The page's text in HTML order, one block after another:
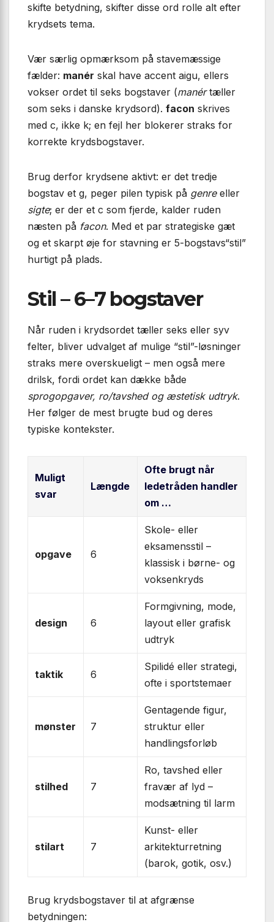
skifte betydning, skifter disse ord rolle alt efter
krydsets tema.
Vær særlig opmærksom på stavemæssige
fælder: manér skal have accent aigu, ellers
vokser ordet til seks bogstaver (manértæller
som seks i danske krydsord). facon skrives
med c, ikke k; en fejl her blokerer straks for
korrekte krydsbogstaver.
Brug derfor krydsene aktivt: er det tredje
bogstav et g, peger pilen typisk på genreeller
sigte; er der et c som fjerde, kalder ruden
næsten på facon. Med et par strategiske gæt
og et skarpt øje for stavning er 5-bogstavs“stil”
hurtigt på plads.
Stil – 6–7 bogstaver
Når ruden i krydsordet tæller seks eller syv
felter, bliver udvalget af mulige “stil”-løsninger
straks mere overskueligt – men også mere
drilsk, fordi ordet kan dække både
sprogopgaver, ro/tavshed og æstetisk udtryk.
Her følger de mest brugte bud og deres
typiske kontekster.
Muligt
svar
Længde
Ofte brugt når
ledetråden handler
om …
opgave 6
Skole- eller
eksamensstil –
klassisk i børne- og
voksenkryds
design 6
Formgivning, mode,
layout eller grafisk
udtryk
taktik 6
Spilidé eller strategi,
ofte i sportstemaer
mønster 7
Gentagende figur,
struktur eller
handlingsforløb
stilhed 7
Ro, tavshed eller
fravær af lyd –
modsætning til larm
stilart 7
Kunst- eller
arkitekturretning
(barok, gotik, osv.)
Brug krydsbogstaver til at afgrænse
betydningen: